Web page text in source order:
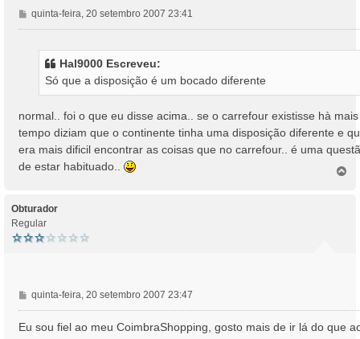
M
e
m
quinta-feira, 20 setembro 2007 23:41
Hal9000 Escreveu:
Só que a disposição é um bocado diferente
normal.. foi o que eu disse acima.. se o carrefour existisse hà mais
tempo diziam que o continente tinha uma disposição diferente e
era mais dificil encontrar as coisas que no carrefour.. é uma
de estar habituado..
Obturador
Regular
M
e
n
quinta-feira, 20 setembro 2007 23:47
Eu sou fiel ao meu CoimbraShopping, gosto mais de ir lá do que